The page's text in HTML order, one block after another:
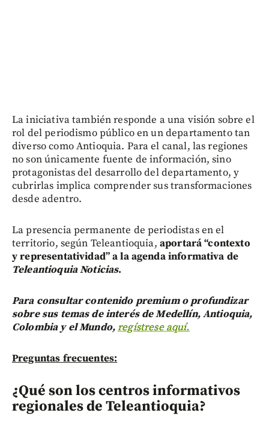
La iniciativa también responde a una visión sobre el
rol del periodismo público en un departamento tan
diverso como Antioquia. Para el canal, las regiones
no son únicamente fuente de información, sino
protagonistas del desarrollo del departamento, y
cubrirlas implica comprender sus transformaciones
desde adentro.
La presencia permanente de periodistas en el
territorio, según Teleantioquia, aportará “contexto
y representatividad” a la agenda informativa de
Teleantioquia Noticias.
Para consultar contenido premium o profundizar
sobre sus temas de interés de Medellín, Antioquia,
Colombia y el Mundo,regístrese aquí.
Preguntas frecuentes:
¿Qué son los centros informativos
regionales de Teleantioquia?